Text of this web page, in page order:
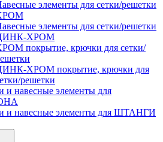
элементы для сетки/решетки
элементы для сетки/решетки
ХРОМ
покрытие, крючки для сетки/
ХРОМ покрытие, крючки для
решетки
и навесные элементы для
и навесные элементы для ШТАНГИ